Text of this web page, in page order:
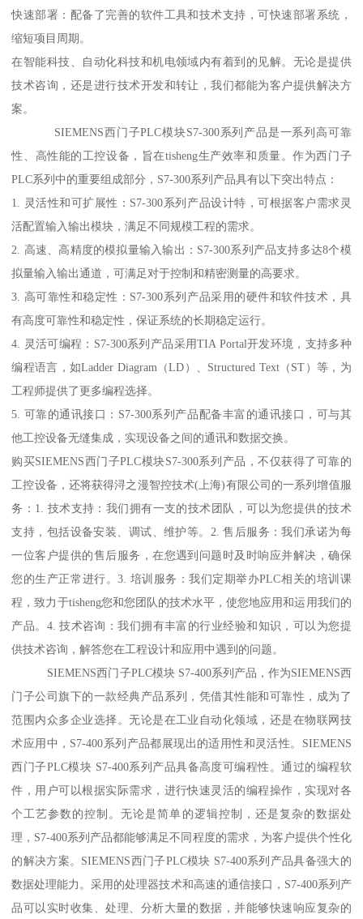
快速部署：配备了完善的软件工具和技术支持，可快速部署系统，
缩短项目周期。
在智能科技、自动化科技和机电领域内有着到的见解。无论是提供
技术咨询，还是进行技术开发和转让，我们都能为客户提供解决方
案。
SIEMENS西门子PLC模块S7-300系列产品是一系列高可靠
性、高性能的工控设备，旨在tisheng生产效率和质量。作为西门子
PLC系列中的重要组成部分，S7-300系列产品具有以下突出特点：
1. 灵活性和可扩展性：S7-300系列产品设计特，可根据客户需求灵
活配置输入输出模块，满足不同规模工程的需求。
2. 高速、高精度的模拟量输入输出：S7-300系列产品支持多达8个模
拟量输入输出通道，可满足对于控制和精密测量的高要求。
3. 高可靠性和稳定性：S7-300系列产品采用的硬件和软件技术，具
有高度可靠性和稳定性，保证系统的长期稳定运行。
4. 灵活可编程：S7-300系列产品采用TIA Portal开发环境，支持多种
编程语言，如Ladder Diagram（LD）、Structured Text（ST）等，为
工程师提供了更多编程选择。
5. 可靠的通讯接口：S7-300系列产品配备丰富的通讯接口，可与其
他工控设备无缝集成，实现设备之间的通讯和数据交换。
购买SIEMENS西门子PLC模块S7-300系列产品，不仅获得了可靠的
工控设备，还将获得浔之漫智控技术(上海)有限公司的一系列增值服
务：1. 技术支持：我们拥有一支的技术团队，可以为您提供的技术
支持，包括设备安装、调试、维护等。2. 售后服务：我们承诺为每
一位客户提供的售后服务，在您遇到问题时及时响应并解决，确保
您的生产正常进行。3. 培训服务：我们定期举办PLC相关的培训课
程，致力于tisheng您和您团队的技术水平，使您地应用和运用我们的
产品。4. 技术咨询：我们拥有丰富的行业经验和知识，可以为您提
供技术咨询，解答您在工程设计和应用中遇到的问题。
SIEMENS西门子PLC模块 S7-400系列产品，作为SIEMENS西
门子公司旗下的一款经典产品系列，凭借其性能和可靠性，成为了
范围内众多企业选择。无论是在工业自动化领域，还是在物联网技
术应用中，S7-400系列产品都展现出的适用性和灵活性。SIEMENS
西门子PLC模块 S7-400系列产品具备高度可编程性。通过的编程软
件，用户可以根据实际需求，进行快速灵活的编程操作，实现对各
个工艺参数的控制。无论是简单的逻辑控制，还是复杂的数据处
理，S7-400系列产品都能够满足不同程度的需求，为客户提供个性化
的解决方案。SIEMENS西门子PLC模块 S7-400系列产品具备强大的
数据处理能力。采用的处理器技术和高速的通信接口，S7-400系列产
品可以实时收集、处理、分析大量的数据，并能够快速响应复杂的